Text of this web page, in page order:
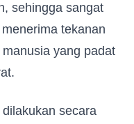
sehingga sangat
tekanan
yang padat
secara